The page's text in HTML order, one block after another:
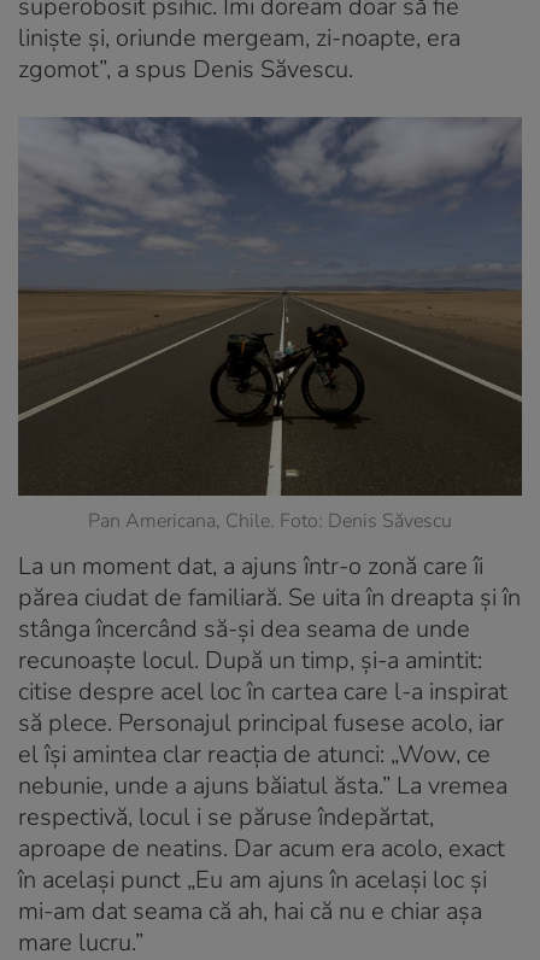
superobosit psihic. Îmi doream doar să fie
liniște și, oriunde mergeam, zi-noapte, era
zgomot”, a spus Denis Săvescu.
Pan Americana, Chile. Foto: Denis Săvescu
La un moment dat, a ajuns într-o zonă care îi
părea ciudat de familiară. Se uita în dreapta și în
stânga încercând să-și dea seama de unde
recunoaște locul. După un timp, și-a amintit:
citise despre acel loc în cartea care l-a inspirat
să plece. Personajul principal fusese acolo, iar
el își amintea clar reacția de atunci: „Wow, ce
nebunie, unde a ajuns băiatul ăsta.” La vremea
respectivă, locul i se păruse îndepărtat,
aproape de neatins. Dar acum era acolo, exact
în același punct „Eu am ajuns în același loc și
mi-am dat seama că ah, hai că nu e chiar așa
mare lucru.”